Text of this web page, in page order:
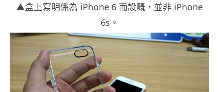
▲盒上寫明係為 iPhone 6 而設嘅，並非 iPhone
6s。